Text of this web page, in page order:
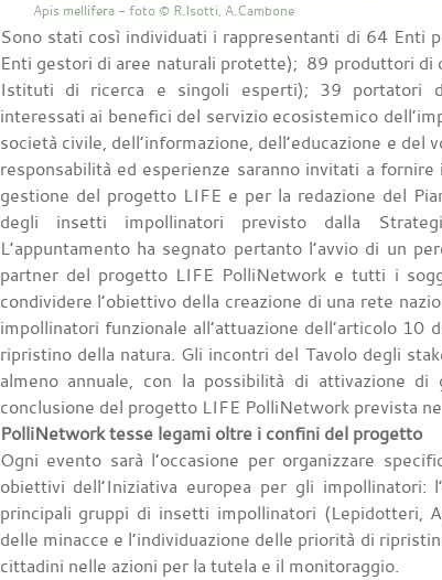
Apis mellifera - foto © R.Isotti, A.Cambone
Sono stati così individuati i rappresentanti di 64 Enti
Enti gestori di aree naturali protette); 89 produttori di
Istituti di ricerca e singoli esperti); 39 portatori
interessati ai benefici del servizio ecosistemico
società civile, dell’informazione, dell’educazione e del
responsabilità ed esperienze saranno invitati a
gestione del progetto LIFE e per la redazione del
degli insetti impollinatori previsto dalla
L’appuntamento ha segnato pertanto l’avvio di un
partner del progetto LIFE PolliNetwork e tutti i
condividere l’obiettivo della creazione di una rete
impollinatori funzionale all’attuazione dell’articolo
ripristino della natura. Gli incontri del Tavolo degli
almeno annuale, con la possibilità di attivazione
conclusione del progetto LIFE PolliNetwork prevista
PolliNetwork tesse legami oltre i confini del progetto
Ogni evento sarà l’occasione per organizzare
obiettivi dell’Iniziativa europea per gli impollinatori:
principali gruppi di insetti impollinatori (Lepidotteri,
delle minacce e l’individuazione delle priorità di
cittadini nelle azioni per la tutela e il monitoraggio.